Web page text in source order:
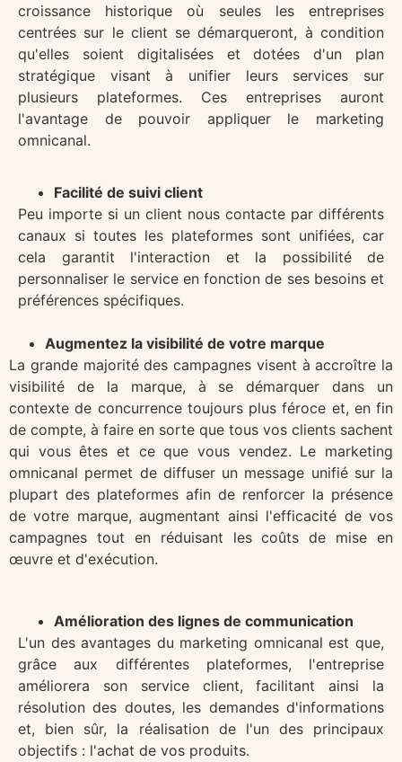
croissance historique où seules les entreprises
centrées sur le client se démarqueront, à condition
qu'elles soient digitalisées et dotées d'un plan
stratégique visant à unifier leurs services sur
plusieurs plateformes. Ces entreprises auront
l'avantage de pouvoir appliquer le marketing
omnicanal.
Facilité de suivi client
Peu importe si un client nous contacte par différents
canaux si toutes les plateformes sont unifiées, car
cela garantit l'interaction et la possibilité de
personnaliser le service en fonction de ses besoins et
préférences spécifiques.
Augmentez la visibilité de votre marque
La grande majorité des campagnes visent à accroître la
visibilité de la marque, à se démarquer dans un
contexte de concurrence toujours plus féroce et, en fin
de compte, à faire en sorte que tous vos clients sachent
qui vous êtes et ce que vous vendez. Le marketing
omnicanal permet de diffuser un message unifié sur la
plupart des plateformes afin de renforcer la présence
de votre marque, augmentant ainsi l'efficacité de vos
campagnes tout en réduisant les coûts de mise en
œuvre et d'exécution.
Amélioration des lignes de communication
L'un des avantages du marketing omnicanal est que,
grâce aux différentes plateformes, l'entreprise
améliorera son service client, facilitant ainsi la
résolution des doutes, les demandes d'informations
et, bien sûr, la réalisation de l'un des principaux
objectifs : l'achat de vos produits.